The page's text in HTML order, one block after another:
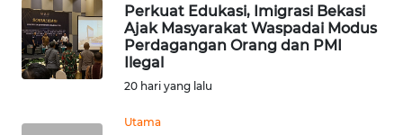
Perkuat Edukasi, Imigrasi Bekasi
Ajak Masyarakat Waspadai Modus
Perdagangan Orang dan PMI
Ilegal
20 hari yang lalu
Utama
WN
KUNINGAN
WN